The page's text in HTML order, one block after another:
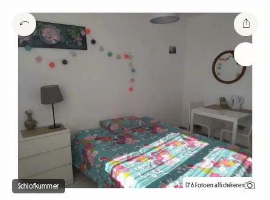
Schlofkummer D'6 Fotoen affichéieren